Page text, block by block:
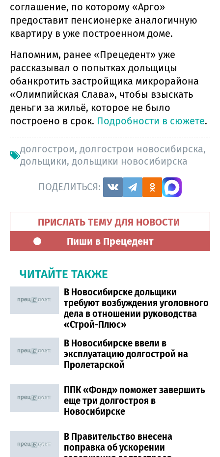
соглашение, по которому «Арго»
предоставит пенсионерке аналогичную
квартиру в уже построенном доме.
Напомним, ранее «Прецедент» уже
рассказывал о попытках дольщицы
обанкротить застройщика микрорайона
«Олимпийская Слава», чтобы взыскать
деньги за жильё, которое не было
построено в срок. Подробности в сюжете.
долгострои, долгострои новосибирска,
дольщики, дольщики новосибирска
ПОДЕЛИТЬСЯ:
ПРИСЛАТЬ ТЕМУ ДЛЯ НОВОСТИ
Пиши в Прецедент
ЧИТАЙТЕ ТАКЖЕ
В Новосибирске дольщики
требуют возбуждения уголовного
дела в отношении руководства
«Строй-Плюс»
В Новосибирске ввели в
эксплуатацию долгострой на
Пролетарской
ППК «Фонд» поможет завершить
еще три долгостроя в
Новосибирске
В Правительство внесена
поправка об ускорении